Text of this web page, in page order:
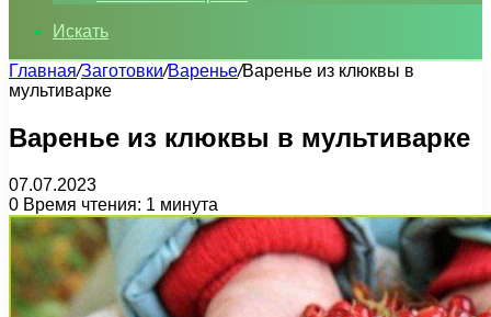
Искать
Главная/Заготовки/Варенье/Варенье из клюквы в
мультиварке
Варенье из клюквы в мультиварке
07.07.2023
0 Время чтения: 1 минута